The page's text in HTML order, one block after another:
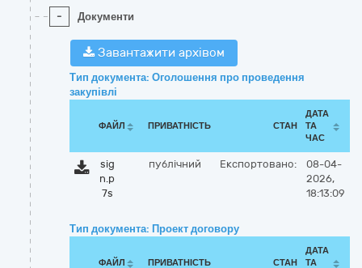
- Документи
Завантажити архівом
Тип документа: Оголошення про проведення
закупівлі
ФАЙЛ ПРИВАТНІСТЬ СТАН
ДАТА
ТА
ЧАС
sig
n.p
7s
публічний Експортовано:
08-04-
2026,
18:13:09
Тип документа: Проект договору
ФАЙЛ ПРИВАТНІСТЬ СТАН
ДАТА
ТА